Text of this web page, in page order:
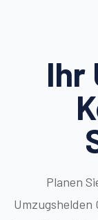
Ihr
Planen
Umzugshelden